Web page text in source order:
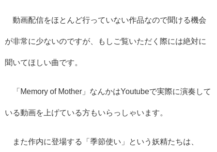
動画配信をほとんど行っていない作品なので聞ける機会
が非常に少ないのですが、もしご覧いただく際には絶対に
聞いてほしい曲です。
「Memory of Mother」なんかはYoutubeで実際に演奏して
いる動画を上げている方もいらっしゃいます。
また作内に登場する「季節使い」という妖精たちは、